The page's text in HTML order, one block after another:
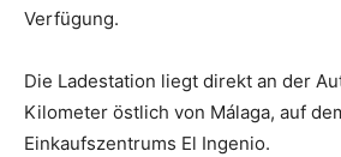
Verfügung.
Die Ladestation liegt direkt an der
Kilometer östlich von Málaga, auf
Einkaufszentrums El Ingenio.